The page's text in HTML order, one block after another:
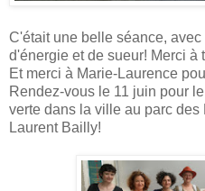
C'était une belle séance,
d'énergie et de sueur! Merci à
Et merci à Marie-Laurence
Rendez-vous le 11 juin pour
verte dans la ville au parc
Laurent Bailly!